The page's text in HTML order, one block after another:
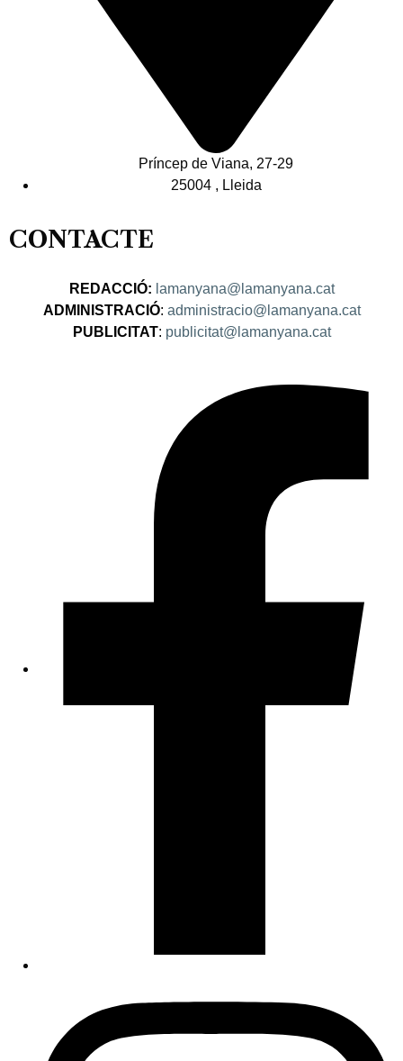
Príncep de Viana, 27-29
25004 , Lleida
CONTACTE
REDACCIÓ: lamanyana@lamanyana.cat
ADMINISTRACIÓ: administracio@lamanyana.cat
PUBLICITAT: publicitat@lamanyana.cat